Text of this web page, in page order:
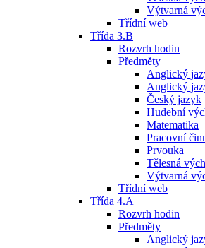
Výtvarná
Třídní web
Třída 3.B
Rozvrh hodin
Předměty
Anglický
Anglický
Český jazyk
Hudební
Matematika
Pracovní
Prvouka
Tělesná
Výtvarná
Třídní web
Třída 4.A
Rozvrh hodin
Předměty
Anglický